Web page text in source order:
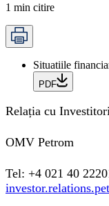
1 min citire
Situatiile
PDF
Relația cu
OMV Petrom
Tel: +4 021 40